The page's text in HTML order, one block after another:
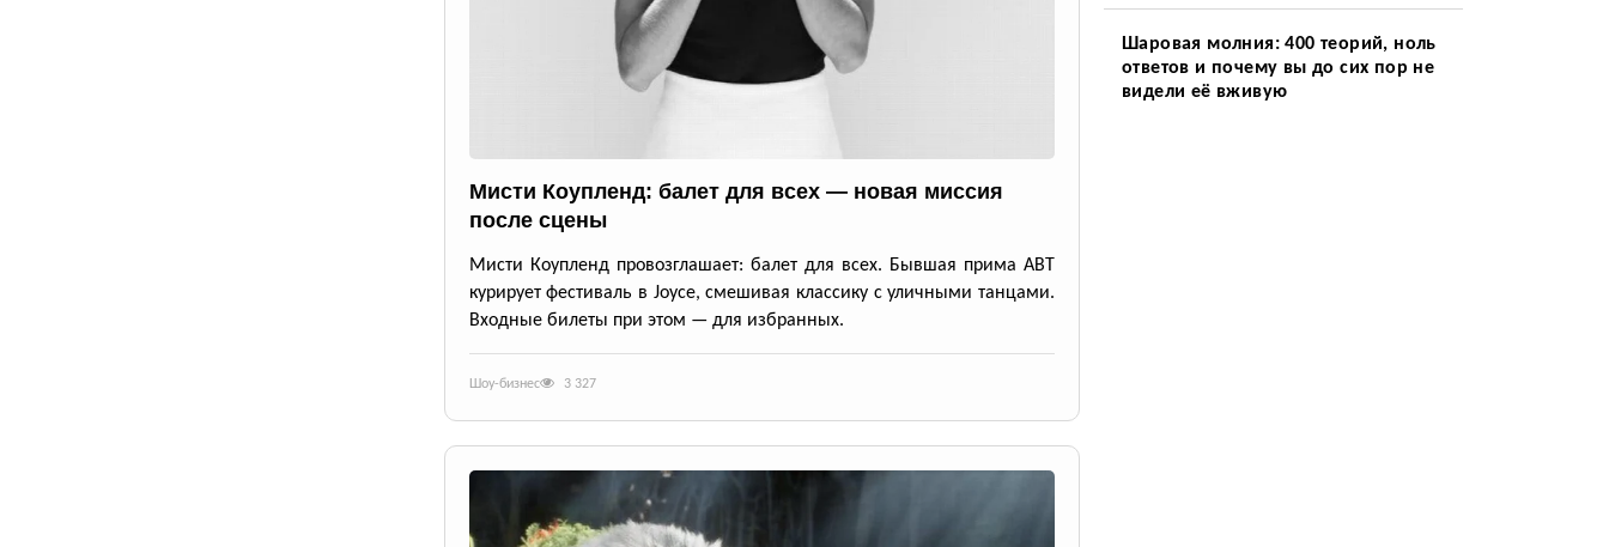
Мисти Коупленд: балет для всех — новая миссия
после сцены
Мисти Коупленд провозглашает: балет для всех. Бывшая прима ABT
курирует фестиваль в Joyce, смешивая классику с уличными танцами.
Входные билеты при этом — для избранных.
Шоу-бизнес 3 327
Шаровая молния: 400 теорий, ноль
ответов и почему вы до сих пор не
видели её вживую